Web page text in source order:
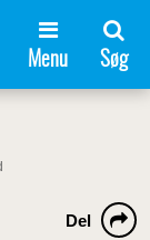
Menu Søg
Del